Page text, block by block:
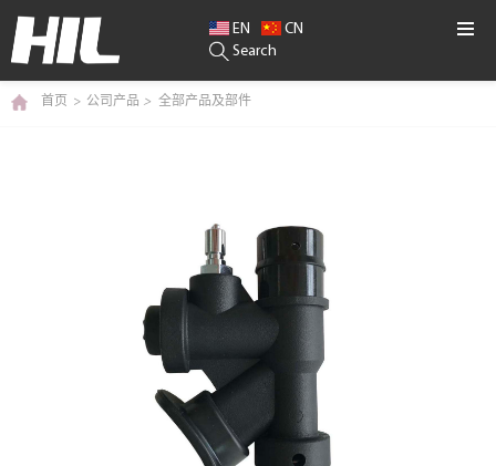
EN
CN
Search
首页 > 公司产品 > 全部产品及部件